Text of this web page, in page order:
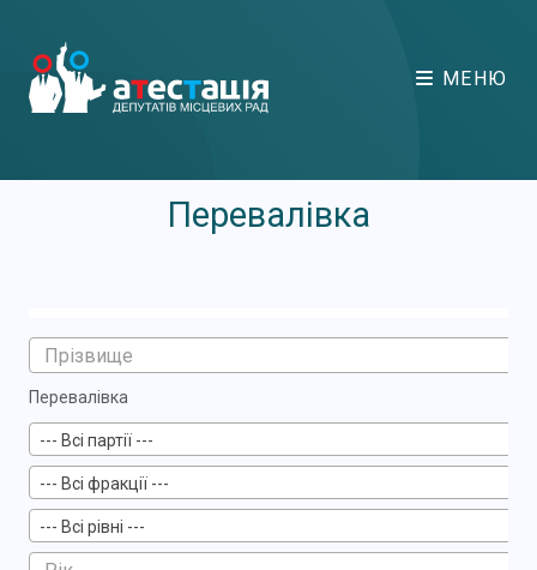
МЕНЮ
Перевалівка
Перевалівка
--- Всі партії ---
--- Всі фракції ---
--- Всі рівні ---